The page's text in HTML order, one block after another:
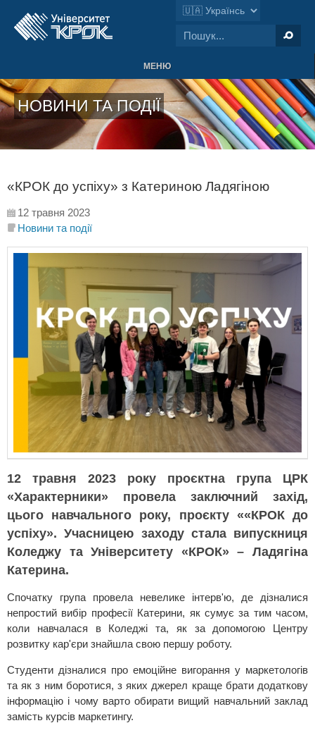
МЕНЮ
НОВИНИ ТА ПОДІЇ
«КРОК до успіху» з Катериною Ладягіною
12 травня 2023
Новини та події
12 травня 2023 року проєктна група ЦРК
«Характерники» провела заключний захід,
цього навчального року, проєкту ««КРОК до
успіху». Учасницею заходу стала випускниця
Коледжу та Університету «КРОК» – Ладягіна
Катерина.
Спочатку група провела невелике інтерв'ю, де дізналися
непростий вибір професії Катерини, як сумує за тим часом,
коли навчалася в Коледжі та, як за допомогою Центру
розвитку кар'єри знайшла свою першу роботу.
Студенти дізналися про емоційне вигорання у маркетологів
та як з ним боротися, з яких джерел краще брати додаткову
інформацію і чому варто обирати вищий навчальний заклад
замість курсів маркетингу.